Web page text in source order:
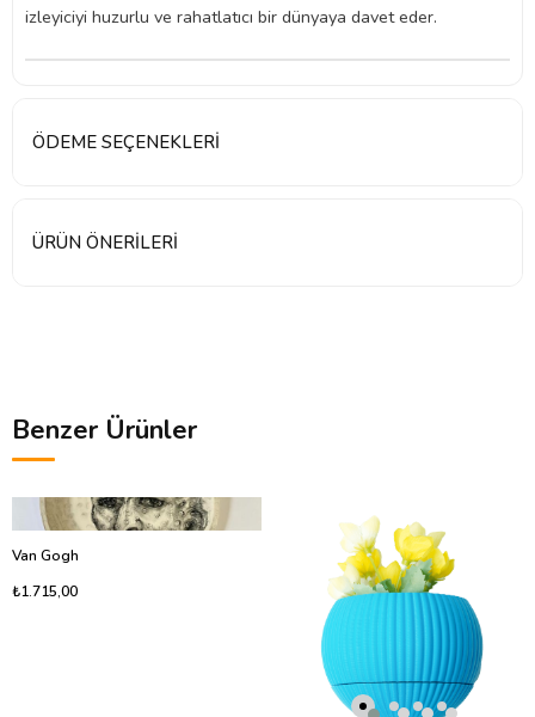
izleyiciyi huzurlu ve rahatlatıcı bir dünyaya davet eder.
ÖDEME SEÇENEKLERI
ÜRÜN ÖNERILERI
Benzer Ürünler
Van Gogh
₺1.715,00